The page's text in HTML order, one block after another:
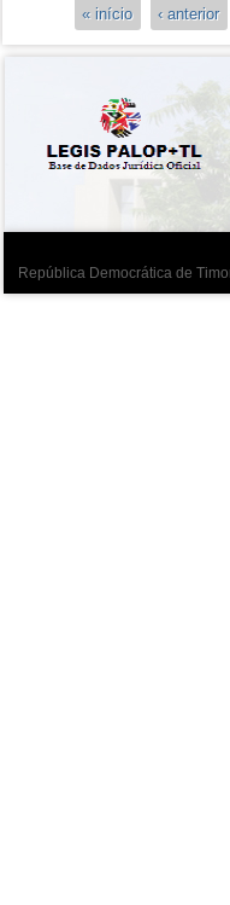
Páginas« início ‹ anterior
República Democrática de